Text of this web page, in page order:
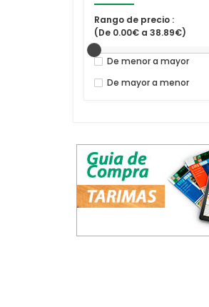
Rango de precio :
(De 0.00€ a 38.89€)
De menor a mayor
De mayor a menor